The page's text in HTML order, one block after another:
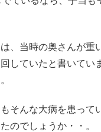
、当時の奥さんが重
していたと書いてい
そんな大病を患って
のでしょうか・・。